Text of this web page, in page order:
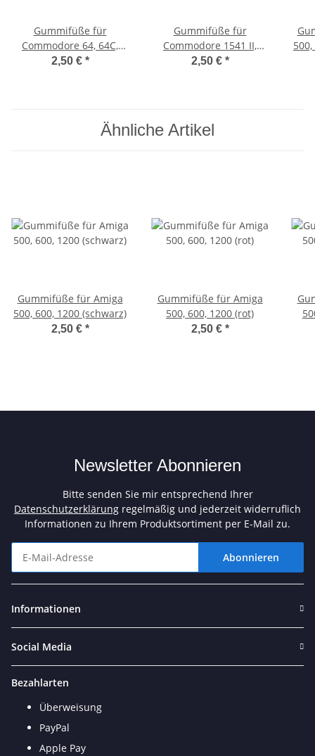
Gummifüße für
Commodore 64, 64C,
128, 16, 116, Plus/4, VC
2,50 € *
Gummifüße für
Commodore 1541 II,
1571, 1581
2,50 € *
Ähnliche Artikel
Gummifüße für Amiga
500, 600, 1200 (schwarz)
2,50 € *
Gummifüße für Amiga
500, 600, 1200 (rot)
2,50 € *
Newsletter Abonnieren
Bitte senden Sie mir entsprechend Ihrer
Datenschutzerklärung regelmäßig und jederzeit widerruflich
Informationen zu Ihrem Produktsortiment per E-Mail zu.
Abonnieren
Informationen
Social Media
Bezahlarten
Überweisung
PayPal
Apple Pay